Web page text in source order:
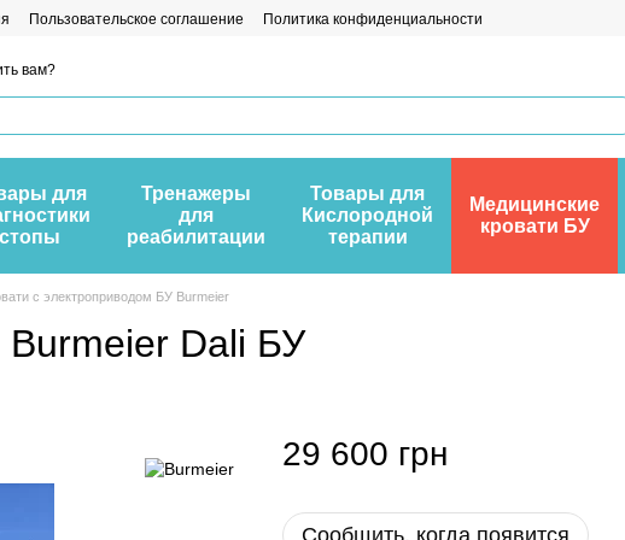
Пользовательское соглашение Политика конфиденциальности
вам?
для
стопы
Тренажеры
для
реабилитации
Товары для
Кислородной
терапии
Медицинские
кровати БУ
с электроприводом БУ Burmeier
Burmeier Dali БУ
29 600 грн
Сообщить, когда появится